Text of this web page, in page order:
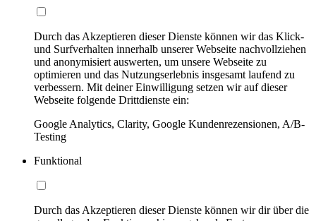
Durch das Akzeptieren dieser Dienste können wir das Klick-
und Surfverhalten innerhalb unserer Webseite nachvollziehen
und anonymisiert auswerten, um unsere Webseite zu
optimieren und das Nutzungserlebnis insgesamt laufend zu
verbessern. Mit deiner Einwilligung setzen wir auf dieser
Webseite folgende Drittdienste ein:
Google Analytics, Clarity, Google Kundenrezensionen, A/B-
Testing
Funktional
Durch das Akzeptieren dieser Dienste können wir dir über die